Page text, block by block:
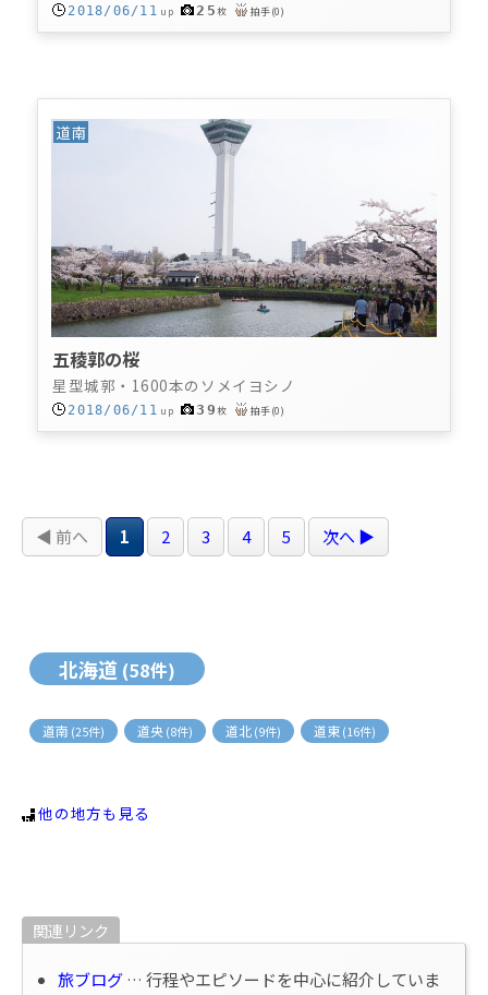
2018/06/11 up 25枚 拍手(0)
道南
五稜郭の桜
星型城郭・1600本のソメイヨシノ
2018/06/11 up 39枚 拍手(0)
◀ 前へ 1 2 3 4 5 次へ ▶
北海道 (58件)
道南 (25件) 道央 (8件) 道北(9件) 道東(16件)
他の地方も見る
関連リンク
旅ブログ… 行程やエピソードを中心に紹介していま